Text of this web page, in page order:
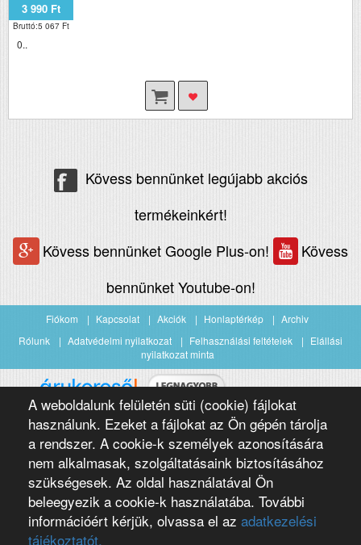
3 990 Ft
Bruttó:5 067 Ft
0..
A weboldalunk felületén süti (cookie) fájlokat
használunk. Ezeket a fájlokat az Ön gépén tárolja
a rendszer. A cookie-k személyek azonosítására
nem alkalmasak, szolgáltatásaink biztosításához
szükségesek. Az oldal használatával Ön
beleegyezik a cookie-k használatába. További
információért kérjük, olvassa el az adatkezelési
tájékoztatót.
Kövess bennünket legújabb akciós
termékeinkért!
Kövess bennünket Google Plus-on!
Kövess
bennünket Youtube-on!
Fiókom Kapcsolat Akciók Honlaptérkép
Archiv
Rólunk
Adatvédelmi nyilatkozat Felhasználási feltételek
Elállási
nyilatkozat minta
Copyright 2016 Négypólus Kft